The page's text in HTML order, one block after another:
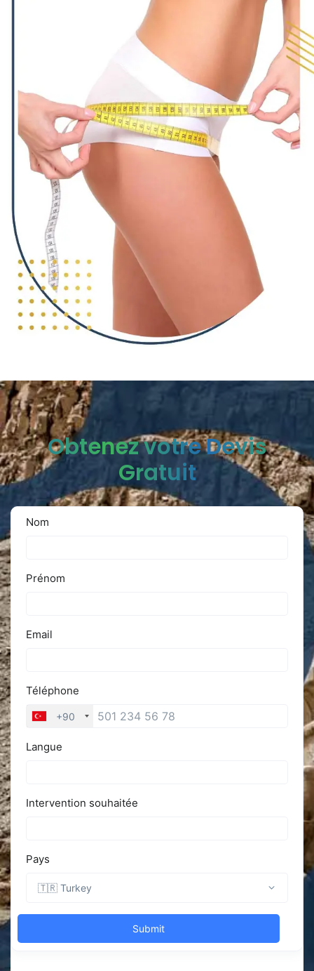
Obtenez votre Devis
Gratuit